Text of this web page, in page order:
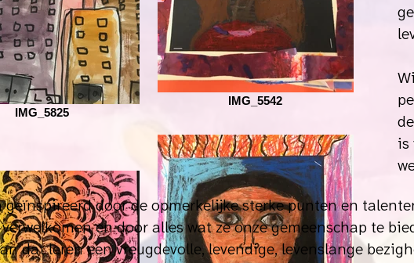
IMG_5825
IMG_5542
is
geïnspireerd door de opmerkelijke sterke punten en
en door alles wat ze onze gemeenschap te
dat leren een vreugdevolle, levendige, levenslange